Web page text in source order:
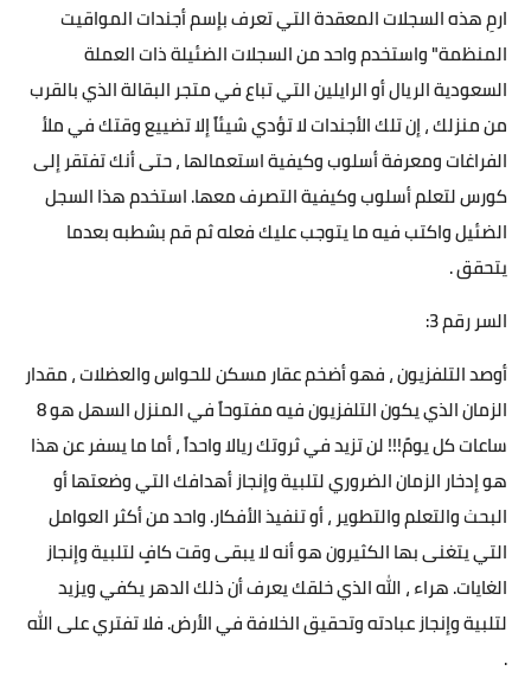
ارمِ هذه السجلات المعقدة التي تعرف بإسم أجندات المواقيت
المنظمة" واستخدم واحد من السجلات الضئيلة ذات العملة
السعودية الريال أو الرايلين التي تباع في متجر البقالة الذي بالقرب
من منزلك ، إن تلك الأجندات لا تؤدي شيئاً إلا تضييع وقتك في ملأ
الفراغات ومعرفة أسلوب وكيفية استعمالها ، حتى أنك تفتقر إلى
كورس لتعلم أسلوب وكيفية التصرف معها. استخدم هذا السجل
الضئيل واكتب فيه ما يتوجب عليك فعله ثم قم بشطبه بعدما
يتحقق .
السر رقم 3:
أوصد التلفزيون ، فهو أضخم عقار مسكن للحواس والعضلات ، مقدار
الزمان الذي يكون التلفزيون فيه مفتوحاً في المنزل السهل هو 8
ساعات كل يومً!!! لن تزيد في ثروتك ريالا واحداً ، أما ما يسفر عن هذا
هو إدخار الزمان الضروري لتلبية وإنجاز أهدافك التي وضعتها أو
البحث والتعلم والتطوير ، أو تنفيذ الأفكار. واحد من أكثر العوامل
التي يتغنى بها الكثيرون هو أنه لا يبقى وقت كافٍ لتلبية وإنجاز
الغايات. هراء ، الله الذي خلقك يعرف أن ذلك الدهر يكفي ويزيد
لتلبية وإنجاز عبادته وتحقيق الخلافة في الأرض. فلا تفتري على الله
.